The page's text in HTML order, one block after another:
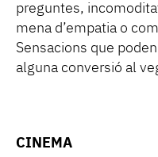
preguntes,
mena d’empatia o
Sensacions que
alguna conversió al
CINEMA